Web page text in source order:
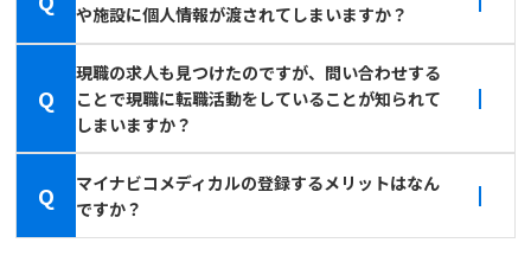
や施設に個人情報が渡されてしまいますか？
Q
現職の求人も見つけたのですが、問い合わせする
ことで現職に転職活動をしていることが知られて
しまいますか？
Q
マイナビコメディカルの登録するメリットはなん
ですか？